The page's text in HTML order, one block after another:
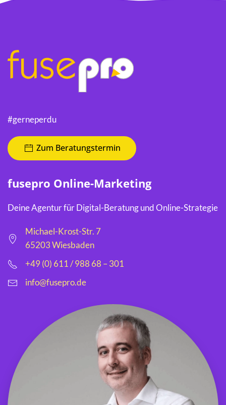
#gerneperdu
Zum Beratungstermin
fusepro Online-Marketing
Deine Agentur für Digital-Beratung und Online-Strategie
Michael-Krost-Str. 7
65203 Wiesbaden
+49 (0) 611 / 988 68 – 301
info@fusepro.de